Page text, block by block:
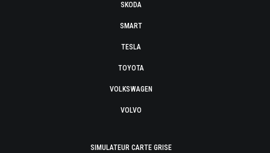
SKODA
SMART
TESLA
TOYOTA
VOLKSWAGEN
VOLVO
SIMULATEUR CARTE GRISE